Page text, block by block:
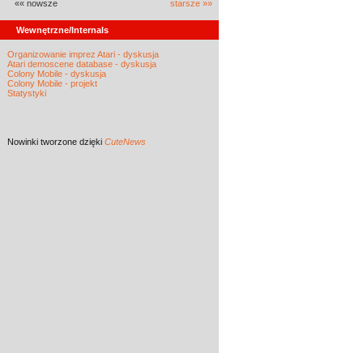
«« nowsze starsze »»
Wewnętrzne/Internals
Organizowanie imprez Atari - dyskusja
Atari demoscene database - dyskusja
Colony Mobile - dyskusja
Colony Mobile - projekt
Statystyki
Nowinki tworzone dzięki CuteNews